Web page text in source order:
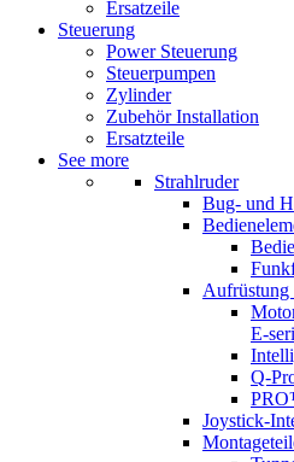
Ersatzeile
Steuerung
Power Steuerung
Steuerpumpen
Zylinder
Zubehör Installation
Ersatzteile
See more
Strahlruder
Bug- und
Aufrüstung
E-
Q-
Joystick-